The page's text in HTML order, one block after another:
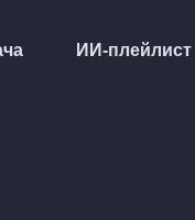
ИИ-плейлист